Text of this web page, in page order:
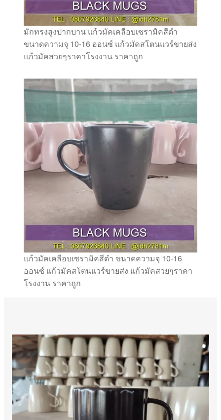
มักทรงสูงปากบาน แก้วมัคเคลือบเซรามิคสีดำ
ขนาดความจุ 10-16 ออนซ์ แก้วมัคสโตนแวร์ขายส่ง
แก้วมัคสวยๆราคาโรงงาน ราคาถูก
แก้วมัคเคลือบเซรามิคสีดำ ขนาดความจุ 10-16
ออนซ์ แก้วมัคสโตนแวร์ขายส่ง แก้วมัคสวยๆราคา
โรงงาน ราคาถูก